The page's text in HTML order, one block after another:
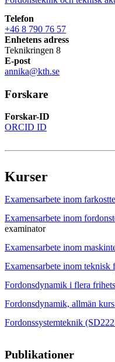
Telefon
+46 8 790 76 57
Enhetens adress
Teknikringen 8
E-post
annika@kth.se
Forskare
Forskar-ID
ORCID ID
Kurser
Examensarbete inom
Examensarbete inom
examinator
Examensarbete inom
Examensarbete inom
Fordonsdynamik i flera
Fordonsdynamik, allmän
Fordonssystemteknik
Publikationer